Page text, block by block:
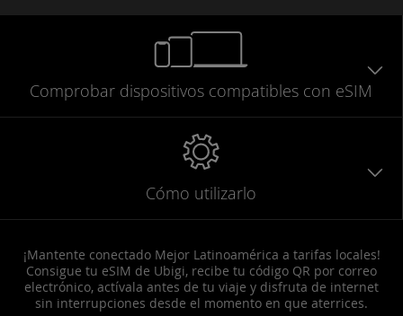
Comprobar dispositivos compatibles con eSIM
Cómo utilizarlo
¡Mantente conectado Mejor Latinoamérica a tarifas locales!
Consigue tu eSIM de Ubigi, recibe tu código QR por correo
electrónico, actívala antes de tu viaje y disfruta de internet
sin interrupciones desde el momento en que aterrices.